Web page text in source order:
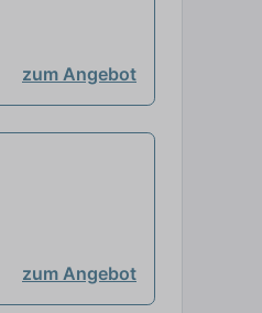
zum Angebot
zum Angebot